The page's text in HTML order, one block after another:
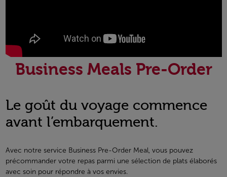
Business Meals Pre-Order
Le goût du voyage commence
avant l’embarquement.
Avec notre service Business Pre-Order Meal, vous pouvez
précommander votre repas parmi une sélection de plats élaborés
avec soin pour répondre à vos envies.